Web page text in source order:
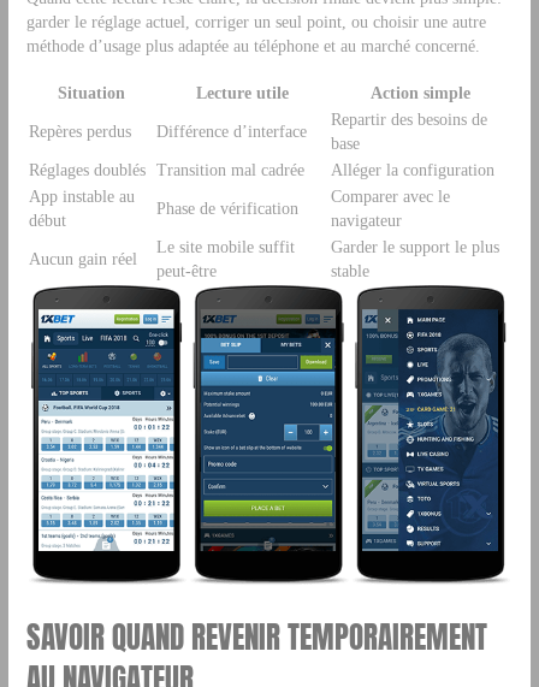
garder le réglage actuel, corriger un seul point, ou choisir une autre
méthode d’usage plus adaptée au téléphone et au marché concerné.
Situation Lecture utile
Action simple
Repères perdus
Différence d’interface
Repartir des besoins de
base
Réglages doublés Transition mal cadrée
Alléger la configuration
App instable au
début
Phase de vérification
Comparer avec le
navigateur
Aucun gain réel
Le site mobile suffit
peut-être
Garder le support le plus
stable
SAVOIR QUAND REVENIR TEMPORAIREMENT